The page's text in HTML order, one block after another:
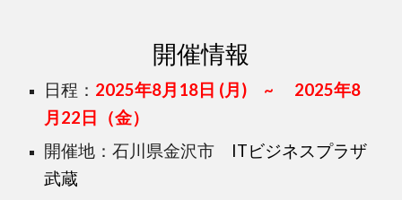
開催情報
日程： 2025年8月18日 (月) ~ 2025年8
月22日（金）
開催地：石川県金沢市 ITビジネスプラザ
武蔵